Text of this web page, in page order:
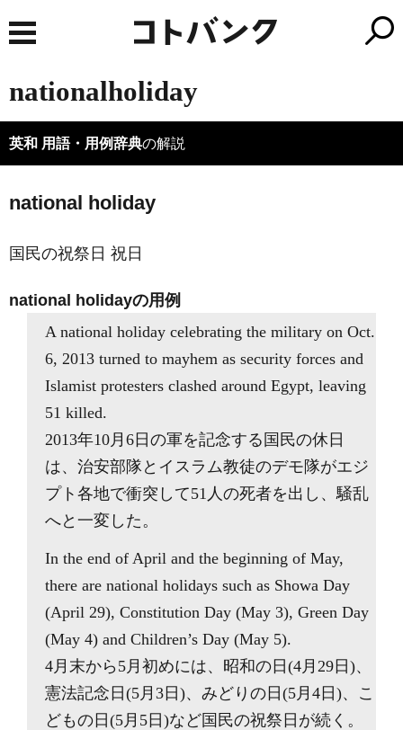
nationalholiday
英和 用語・用例辞典の解説
national holiday
国民の祝祭日 祝日
national holidayの用例
A national holiday celebrating the military on Oct.
6, 2013 turned to mayhem as security forces and
Islamist protesters clashed around Egypt, leaving
51 killed.
2013年10月6日の軍を記念する国民の休日
は、治安部隊とイスラム教徒のデモ隊がエジ
プト各地で衝突して51人の死者を出し、騒乱
へと一変した。
In the end of April and the beginning of May,
there are national holidays such as Showa Day
(April 29), Constitution Day (May 3), Green Day
(May 4) and Children’s Day (May 5).
4月末から5月初めには、昭和の日(4月29日)、
憲法記念日(5月3日)、みどりの日(5月4日)、こ
どもの日(5月5日)など国民の祝祭日が続く。